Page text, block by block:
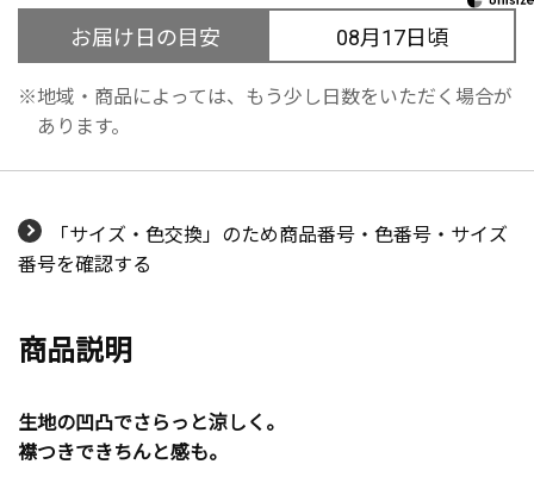
お届け日の目安 08月17日頃
地域・商品によっては、もう少し日数をいただく場合が
あります。
「サイズ・色交換」のため商品番号・色番号・サイズ
番号を確認する
商品説明
生地の凹凸でさらっと涼しく。
襟つきできちんと感も。